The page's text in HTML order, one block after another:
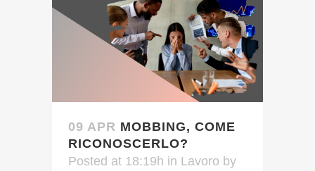
09 APR MOBBING, COME
RICONOSCERLO?
Posted at 18:19h in Lavoro by